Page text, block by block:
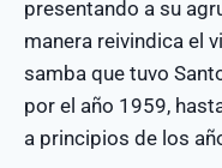
presentando a su
manera reivindica el
samba que tuvo
por el año 1959,
a principios de los